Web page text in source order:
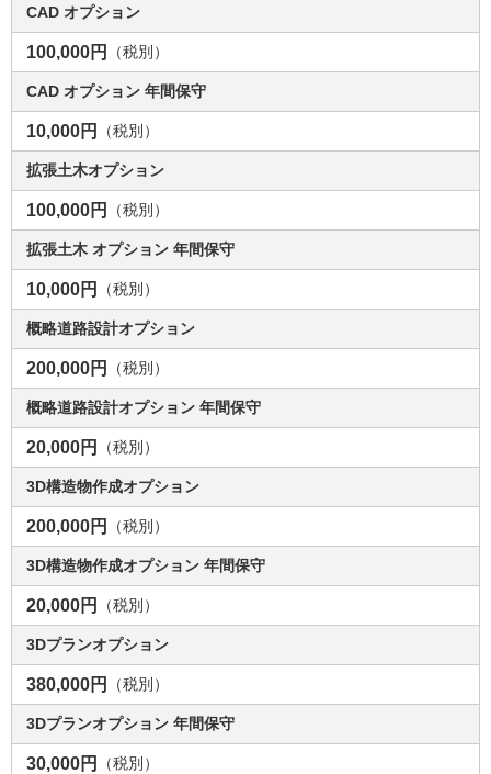
CAD オプション
100,000円 （税別）
CAD オプション 年間保守
10,000円 （税別）
拡張土木オプション
100,000円 （税別）
拡張土木 オプション 年間保守
10,000円 （税別）
概略道路設計オプション
200,000円 （税別）
概略道路設計オプション 年間保守
20,000円 （税別）
3D構造物作成オプション
200,000円 （税別）
3D構造物作成オプション 年間保守
20,000円 （税別）
3Dプランオプション
380,000円 （税別）
3Dプランオプション 年間保守
30,000円 （税別）